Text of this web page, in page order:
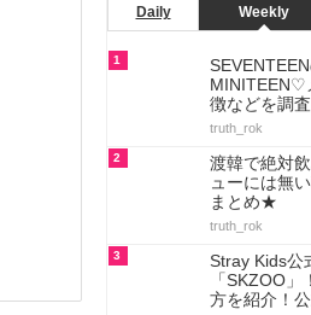
Daily Weekly
1
MINITEEN♡
徴などを調
truth_rok
2
渡韓で絶対
ューには無
まとめ★
truth_rok
3
Stray Kids公
「SKZOO
方を紹介！